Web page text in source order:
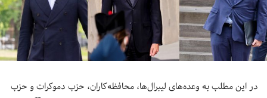
در این مطلب به وعده‌های لیبرال‌ها، محافظه‌کاران، حزب دموکرات و حزب